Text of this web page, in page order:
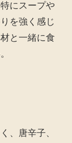
にスープや
を強く感じ
と一緒に食
、唐辛子、